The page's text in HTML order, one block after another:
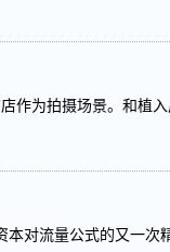
作为拍摄场景。和植
本对流量公式的又一次